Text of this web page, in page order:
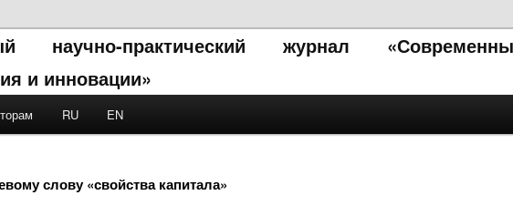
научно-практический журнал
и инновации»
contentRU EN
слову «свойства капитала»